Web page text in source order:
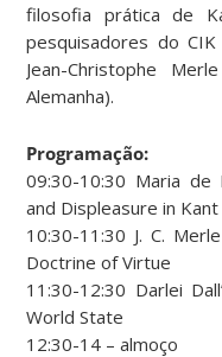
filosofia prática de
pesquisadores do
Jean-Christophe
Alemanha).
Programação:
09:30-10:30 Maria de
and Displeasure in Kant
10:30-11:30 J. C.
Doctrine of Virtue
11:30-12:30 Darlei
World State
12:30-14 – almoço